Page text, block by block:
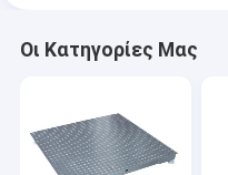
Οι Κατηγορίες Μας